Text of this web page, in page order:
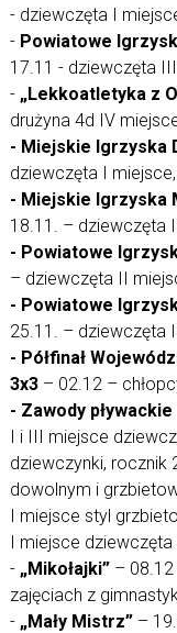
- dziewczęta I
- Powiatowe
17.11 - dziewczęta
-„Lekkoatletyka z
drużyna 4d IV
- Miejskie Igrzyska
dziewczęta I
- Miejskie Igrzyska
18.11. – dziewczęta
- Powiatowe
– dziewczęta II
- Powiatowe
25.11. – dziewczęta
- Półfinał
3x3– 02.12 –
- Zawody pływackie
I i III miejsce
dziewczynki, rocznik
dowolnym i
I miejsce styl
I miejsce dziewczęta
-„Mikołajki” –
zajęciach z
-„Mały Mistrz” –